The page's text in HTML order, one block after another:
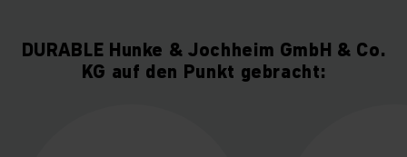
DURABLE Hunke & Jochheim GmbH & Co.
KG auf den Punkt gebracht: